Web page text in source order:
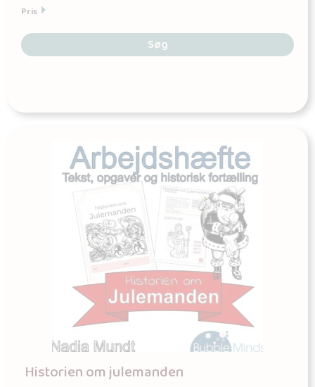
Pris
Søg
Historien om julemanden